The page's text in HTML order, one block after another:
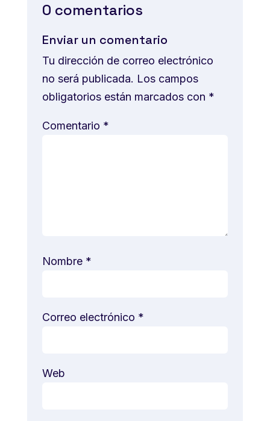
0 comentarios
Enviar un comentario
Tu dirección de correo electrónico
no será publicada. Los campos
obligatorios están marcados con *
Comentario *
Nombre *
Correo electrónico *
Web